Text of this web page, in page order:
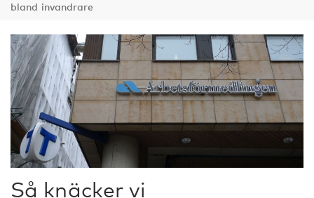
bland invandrare
Så knäcker vi